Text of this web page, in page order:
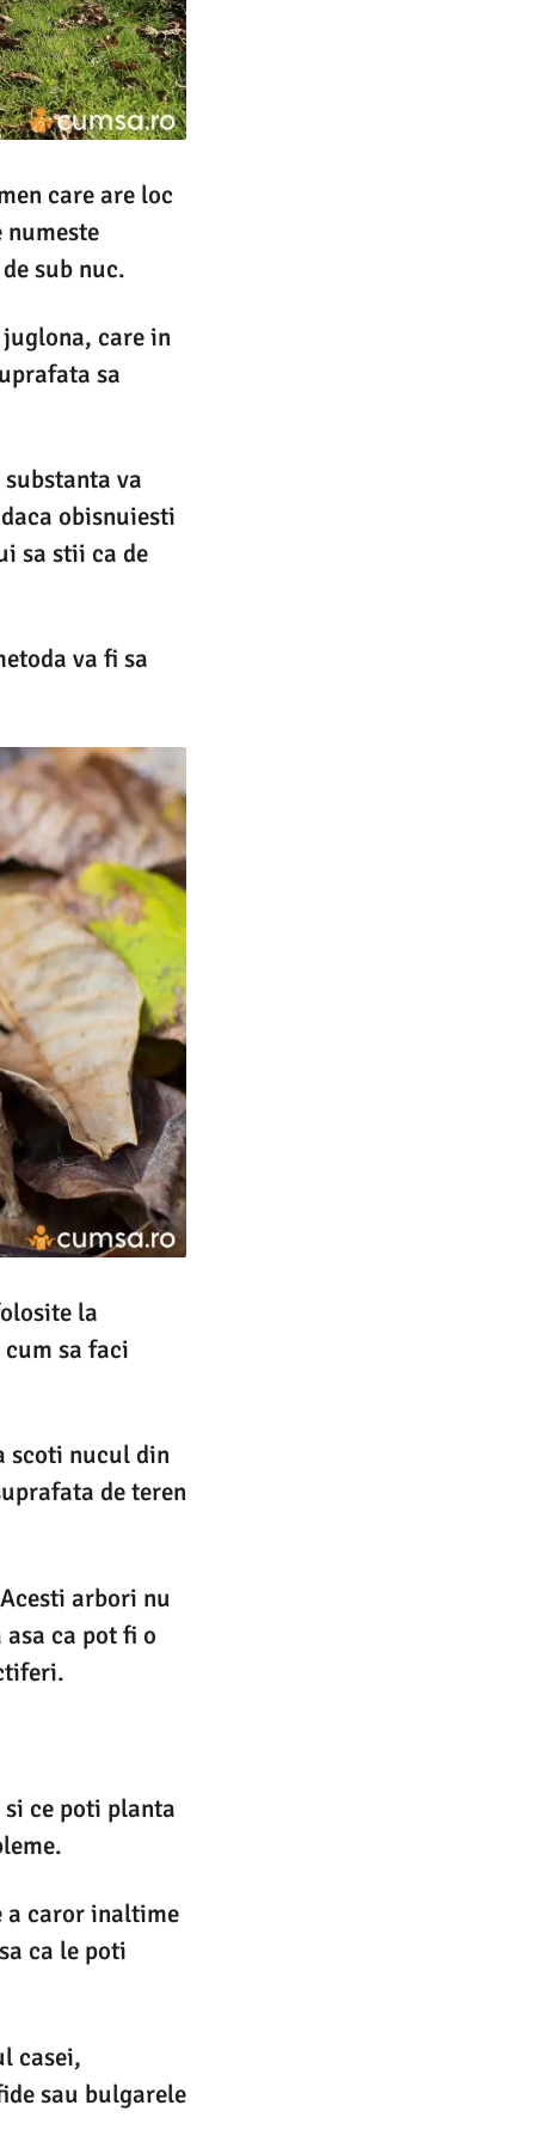
care are loc
numeste
sub nuc.
care in
sa
va
obisnuiesti
sa stii ca de
va fi sa
la
sa faci
scoti nucul din
de teren
arbori nu
ca pot fi o
ce poti planta
a caror inaltime
ca le poti
casei,
sau bulgarele